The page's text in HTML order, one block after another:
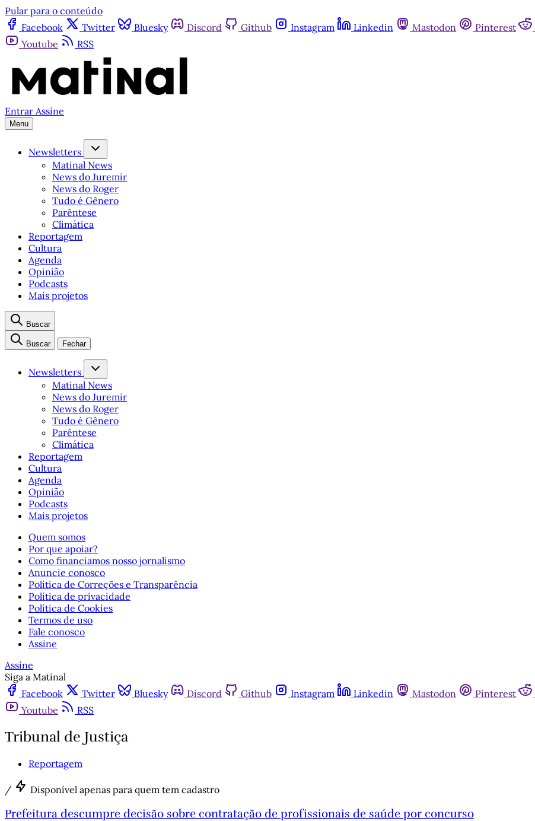
Pular para o conteúdo
Facebook
Twitter Bluesky Discord Github Instagram Linkedin Mastodon Pinterest
Youtube
RSS
Entrar Assine
Menu
Newsletters
Matinal News
News do Juremir
News do Roger
Tudo é Gênero
Parêntese
Climática
Reportagem
Cultura
Agenda
Opinião
Podcasts
Mais projetos
Buscar
Buscar Fechar
Newsletters
Matinal News
News do Juremir
News do Roger
Tudo é Gênero
Parêntese
Climática
Reportagem
Cultura
Agenda
Opinião
Podcasts
Mais projetos
Quem somos
Por que apoiar?
Como financiamos nosso jornalismo
Anuncie conosco
Política de Correções e Transparência
Política de privacidade
Política de Cookies
Termos de uso
Fale conosco
Assine
Assine
Siga a Matinal
Facebook
Twitter Bluesky Discord Github Instagram Linkedin Mastodon Pinterest
Youtube
RSS
Tribunal de Justiça
Reportagem
/ Disponível apenas para quem tem cadastro
Prefeitura descumpre decisão sobre contratação de profissionais de saúde por concurso